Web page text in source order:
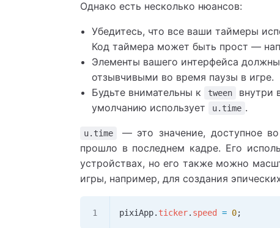
Однако есть несколько нюансов:
Убедитесь, что все ваши таймеры
Код таймера может быть прост —
Элементы вашего интерфейса должны
отзывчивыми во время паузы в игре.
Будьте внимательны к
tween внутри
умолчанию использует
u.time .
u.time
— это значение, доступное
прошло в последнем кадре. Его
устройствах, но его также можно
игры, например, для создания
pixiApp. ticker. speed = 0;